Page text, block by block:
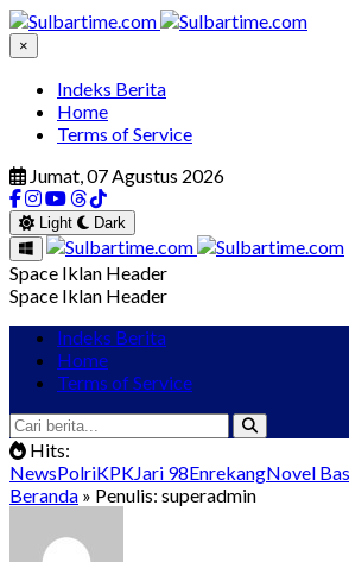
×
Indeks Berita
Home
Terms of Service
Jumat, 07 Agustus 2026
Light Dark
Space Iklan Header
Space Iklan Header
Indeks Berita
Home
Terms of Service
Hits:
NewsPolriKPKJari 98EnrekangNovel
Beranda » Penulis: superadmin